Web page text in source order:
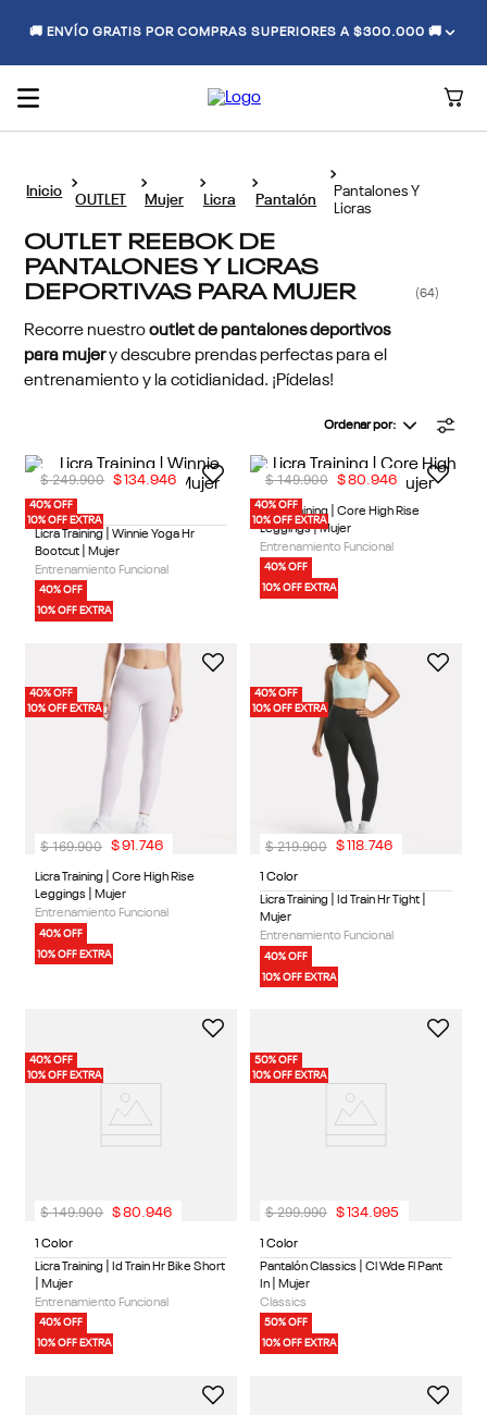
🚚 ENVÍO GRATIS POR COMPRAS SUPERIORES A $300.000 🚚
OUTLET Mujer Licra Pantalón
Pantalones Y
Licras
OUTLET REEBOK DE
PANTALONES Y LICRAS
DEPORTIVAS PARA MUJER 64
Recorre nuestrooutlet de pantalones deportivos
para mujery descubre prendas perfectas para el
entrenamiento y la cotidianidad. ¡Pídelas!
Ordenar por
40% OFF
10% OFF EXTRA
1 Color
Licra Training | Winnie Yoga Hr
Bootcut | Mujer
Entrenamiento Funcional
40% OFF
10% OFF EXTRA
$ 249.900 $134.946
40% OFF
10% OFF EXTRA
Licra Training | Core High Rise
Leggings | Mujer
Entrenamiento Funcional
40% OFF
10% OFF EXTRA
$ 149.900 $80.946
40% OFF
10% OFF EXTRA
Licra Training | Core High Rise
Leggings | Mujer
Entrenamiento Funcional
40% OFF
10% OFF EXTRA
$ 169.900 $91 .746
40% OFF
10% OFF EXTRA
1 Color
Licra Training | Id Train Hr Tight |
Mujer
Entrenamiento Funcional
40% OFF
10% OFF EXTRA
$ 219.900 $ 118.746
40% OFF
10% OFF EXTRA
1 Color
Licra Training | Id Train Hr Bike Short
| Mujer
Entrenamiento Funcional
40% OFF
10% OFF EXTRA
$ 149.900 $80.946
50% OFF
10% OFF EXTRA
1 Color
Pantalón Classics | Cl Wde Fl Pant
In | Mujer
Classics
50% OFF
10% OFF EXTRA
$ 299.990 $134.995